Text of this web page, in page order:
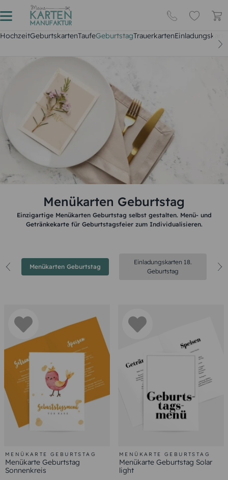
HochzeitGeburtskartenTaufeGeburtstagTrauerkarten
Menükarten Geburtstag
Einzigartige Menükarten Geburtstag selbst gestalten. Menü- und
Getränkekarte für Geburtstagsfeier zum Individualisieren.
Menükarten Geburtstag
Einladungskarten 18.
Geburtstag
MENÜKARTE GEBURTSTAG
Menükarte Geburtstag
Sonnenkreis
MENÜKARTE GEBURTSTAG
Menükarte Geburtstag Solar
light